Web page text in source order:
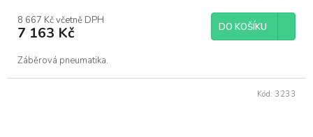
8 667 Kč včetně DPH
7 163 Kč DO KOŠÍKU
Záběrová pneumatika.
Kód: 3233